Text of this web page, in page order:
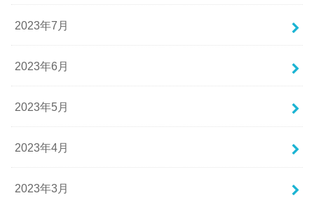
2023年7月
2023年6月
2023年5月
2023年4月
2023年3月